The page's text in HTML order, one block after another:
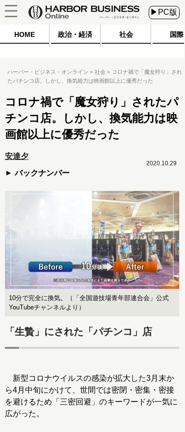
▶PC版
HOME 政治・経済 社会 国際
ハーバー・ビジネス・オンライン 社会
コロナ禍で「魔女狩り」され
たパチンコ店。しかし、換気能力は映画館以上に優秀だった
コロナ禍で「魔女狩り」されたパ
チンコ店。しかし、換気能力は映
画館以上に優秀だった
安達夕
バックナンバー
2020.10.29
10分で完全に換気。（「全国遊技場青年部連合会」公式
YouTubeチャンネルより）
「生贄」にされた「パチンコ」店
新型コロナウイルスの感染が拡大した3月末か
ら4月中旬にかけて、世間では密閉・密集・密接
を避けるため「三密回避」のキーワードが一気に
広がった。